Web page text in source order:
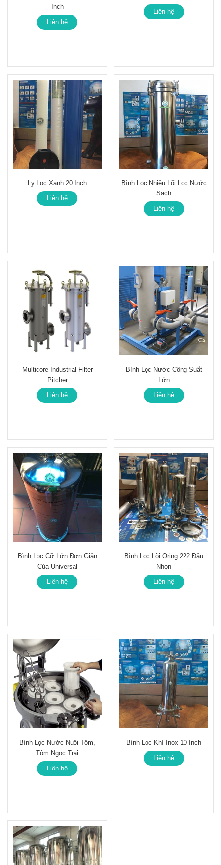
Inch
Liên hệ
Liên hệ
Ly Lọc Xanh 20 Inch
Liên hệ
Bình Lọc Nhiều Lõi Lọc Nước
Sạch
Liên hệ
Multicore Industrial Filter
Pitcher
Liên hệ
Bình Lọc Nước Công Suất
Lớn
Liên hệ
Bình Lọc Cỡ Lớn Đơn Giản
Của Universal
Liên hệ
Bình Lọc Lõi Oring 222 Đầu
Nhọn
Liên hệ
Bình Lọc Nước Nuôi Tôm,
Tôm Ngọc Trai
Liên hệ
Bình Lọc Khí Inox 10 Inch
Liên hệ